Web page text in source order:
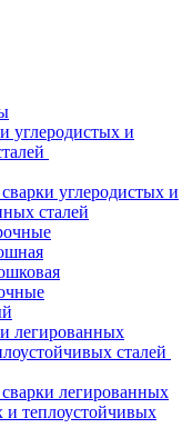
углеродистых и
углеродистых и
сталей
легированных
сталей
легированных
теплоустойчивых